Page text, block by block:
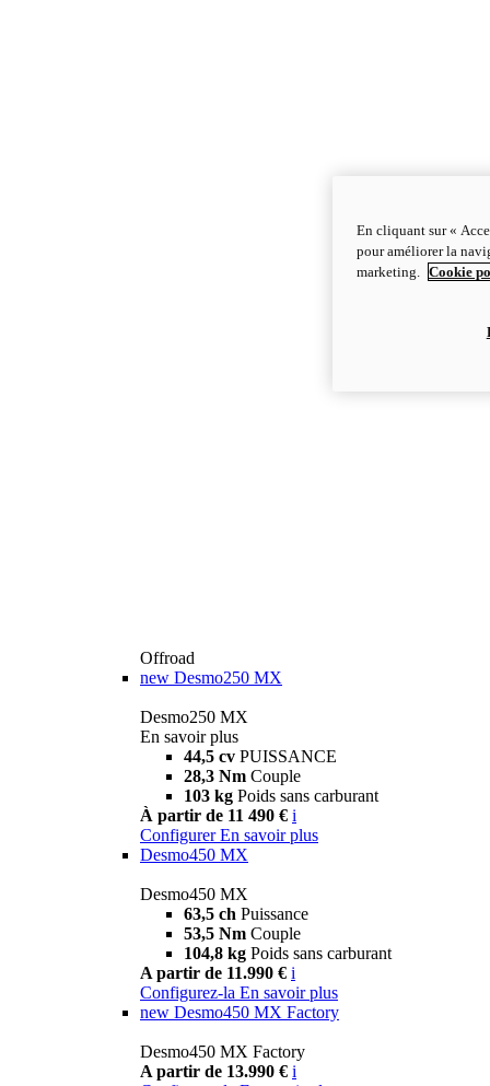
Offroad
new Desmo250 MX
Desmo250 MX
En savoir plus
44,5 cv PUISSANCE
28,3 Nm Couple
103 kg Poids sans carburant
À partir de 11 490 € i
Configurer En savoir plus
Desmo450 MX
Desmo450 MX
63,5 ch Puissance
53,5 Nm Couple
104,8 kg Poids sans carburant
A partir de 11.990 € i
Configurez-la En savoir plus
new Desmo450 MX Factory
Desmo450 MX Factory
A partir de 13.990 € i
En cliquant sur «
pour améliorer la
marketing.
Cookie